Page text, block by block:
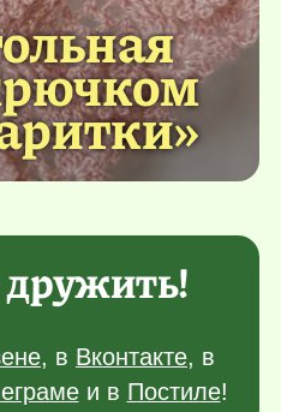
, в Вконтакте, в
и в Постиле!